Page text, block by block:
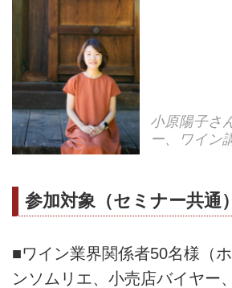
小原陽子さ
ー、ワイン
参加対象（セミナー共通）
■ワイン業界関係者50名様（
ンソムリエ、小売店バイヤー